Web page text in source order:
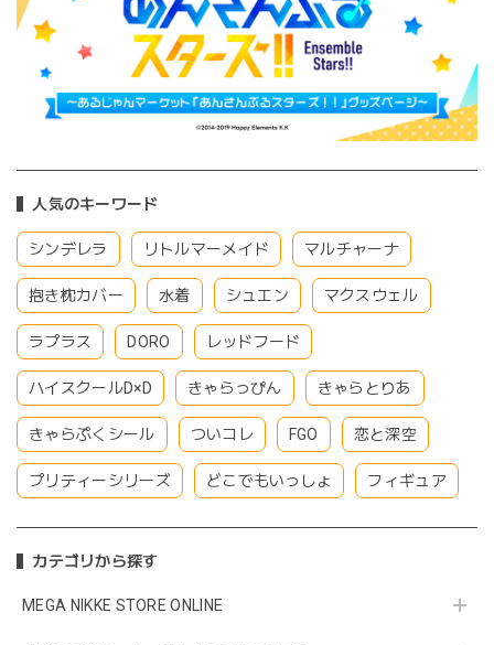
人気のキーワード
シンデレラ リトルマーメイド マルチャーナ
抱き枕カバー 水着 シュエン マクスウェル
ラプラス DORO レッドフード
ハイスクールD×D きゃらっぴん きゃらとりあ
きゃらぷくシール ついコレ FGO 恋と深空
プリティーシリーズ どこでもいっしょ フィギュア
カテゴリから探す
MEGA NIKKE STORE ONLINE